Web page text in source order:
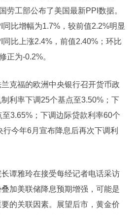
劳工部公布了美国最新PPI数据。
比增幅为1.7%，较前值2.2%明显
比上涨2.4%，前值2.40%；环比
正为-0.2%。
克福的欧洲中央银行召开货币政
利率下调25个基点至3.50%；下
3.65%；下调边际贷款利率60个
今年6月宣布降息后再次下调利
谭雅玲在接受每经记者电话采访
加美联储降息预期增强，可能是
的关联因素。
展望后市，黄金价